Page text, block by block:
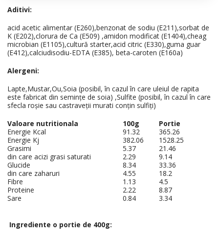
Aditivi:
acid acetic alimentar (E260),benzonat de sodiu (E211),sorbat de
K (E202),clorura de Ca (E509) ,amidon modificat (E1404),cheag
microbian (E1105),cultură starter,acid citric (E330),guma guar
(E412),calciudisodiu-EDTA (E385), beta-caroten (E160a)
Alergeni:
Lapte,Mustar,Ou,Soia (posibil, în cazul în care uleiul de rapita
este fabricat din semințe de soia) ,Sulfite (posibil, în cazul în care
sfecla roșie sau castraveții murati conțin sulfiți)
Valoare nutritionala
100g
Portie
Energie Kcal
91.32
365.26
Energie Kj
382.06
1528.25
Grasimi
5.37
21.46
din care acizi grasi saturati
2.29
9.14
Glucide
8.34
33.36
din care zaharuri
4.55
18.2
Fibre
1.13
4.5
Proteine
2.22
8.87
Sare
0.84 3.34
Ingrediente o portie de 400g: